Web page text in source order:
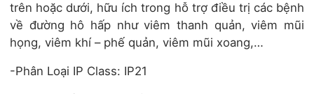
trên hoặc dưới, hữu ích trong hỗ trợ điều trị các bệnh
về đường hô hấp như viêm thanh quản, viêm mũi
họng, viêm khí – phế quản, viêm mũi xoang,…
-Phân Loại IP Class: IP21